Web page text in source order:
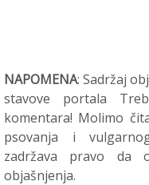
NAPOMENA: Sadržaj
stavove portala
komentara! Molimo
psovanja i
zadržava pravo da
objašnjenja.